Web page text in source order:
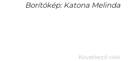
Borítókép: Katona Melinda
Következő cikk